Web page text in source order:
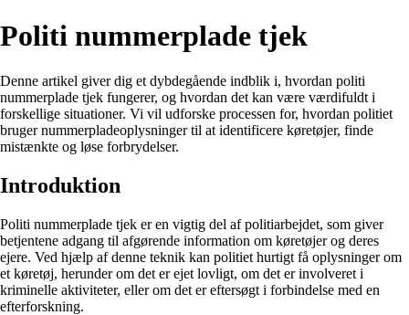
Politi nummerplade tjek
Denne artikel giver dig et dybdegående indblik i, hvordan politi
nummerplade tjek fungerer, og hvordan det kan være værdifuldt i
forskellige situationer. Vi vil udforske processen for, hvordan politiet
bruger nummerpladeoplysninger til at identificere køretøjer, finde
mistænkte og løse forbrydelser.
Introduktion
Politi nummerplade tjek er en vigtig del af politiarbejdet, som giver
betjentene adgang til afgørende information om køretøjer og deres
ejere. Ved hjælp af denne teknik kan politiet hurtigt få oplysninger om
et køretøj, herunder om det er ejet lovligt, om det er involveret i
kriminelle aktiviteter, eller om det er eftersøgt i forbindelse med en
efterforskning.